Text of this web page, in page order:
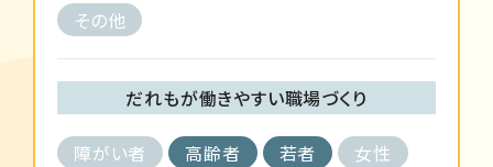
その他
だれもが働きやすい職場づくり
障がい者 高齢者 若者
女性